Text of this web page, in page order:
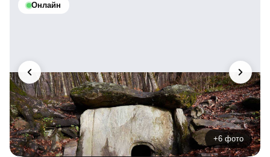
Онлайн
+6 фото